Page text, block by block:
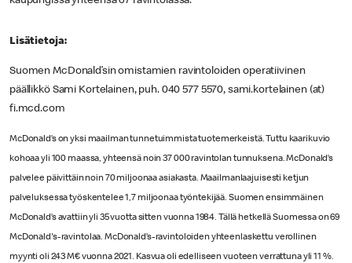
Lisätietoja:
Suomen McDonald’sin omistamien ravintoloiden operatiivinen
päällikkö Sami Kortelainen, puh. 040 577 5570, sami.kortelainen (at)
fi.mcd.com
McDonald’s on yksi maailman tunnetuimmista tuotemerkeistä. Tuttu kaarikuvio
kohoaa yli 100 maassa, yhteensä noin 37 000 ravintolan tunnuksena. McDonald’s
palvelee päivittäin noin 70 miljoonaa asiakasta. Maailmanlaajuisesti ketjun
palveluksessa työskentelee 1,7 miljoonaa työntekijää. Suomen ensimmäinen
McDonald’s avattiin yli 35 vuotta sitten vuonna 1984. Tällä hetkellä Suomessa on 69
McDonald's-ravintolaa. McDonald’s-ravintoloiden yhteenlaskettu verollinen
myynti oli 243 M€ vuonna 2021. Kasvua oli edelliseen vuoteen verrattuna yli 11 %.